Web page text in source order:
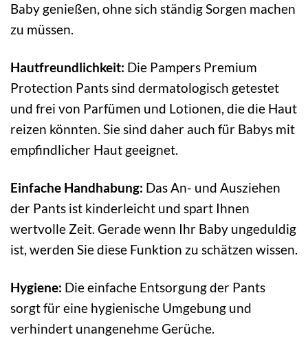
Baby genießen, ohne sich ständig Sorgen machen
zu müssen.
Hautfreundlichkeit: Die Pampers Premium
Protection Pants sind dermatologisch getestet
und frei von Parfümen und Lotionen, die die Haut
reizen könnten. Sie sind daher auch für Babys mit
empfindlicher Haut geeignet.
Einfache Handhabung: Das An- und Ausziehen
der Pants ist kinderleicht und spart Ihnen
wertvolle Zeit. Gerade wenn Ihr Baby ungeduldig
ist, werden Sie diese Funktion zu schätzen wissen.
Hygiene: Die einfache Entsorgung der Pants
sorgt für eine hygienische Umgebung und
verhindert unangenehme Gerüche.